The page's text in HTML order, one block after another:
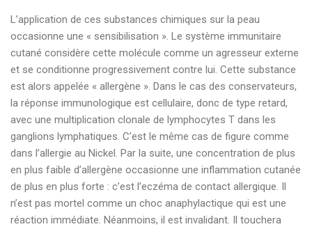
L’application de ces substances chimiques sur la peau
occasionne une « sensibilisation ». Le système immunitaire
cutané considère cette molécule comme un agresseur externe
et se conditionne progressivement contre lui. Cette substance
est alors appelée « allergène ». Dans le cas des conservateurs,
la réponse immunologique est cellulaire, donc de type retard,
avec une multiplication clonale de lymphocytes T dans les
ganglions lymphatiques. C’est le même cas de figure comme
dans l’allergie au Nickel. Par la suite, une concentration de plus
en plus faible d’allergène occasionne une inflammation cutanée
de plus en plus forte : c’est l’eczéma de contact allergique. Il
n’est pas mortel comme un choc anaphylactique qui est une
réaction immédiate. Néanmoins, il est invalidant. Il touchera